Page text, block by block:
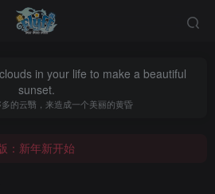
in your life to make a beautiful
sunset.
的云翳，来造成一个美丽的黄昏
：新年新开始
：新年新开始